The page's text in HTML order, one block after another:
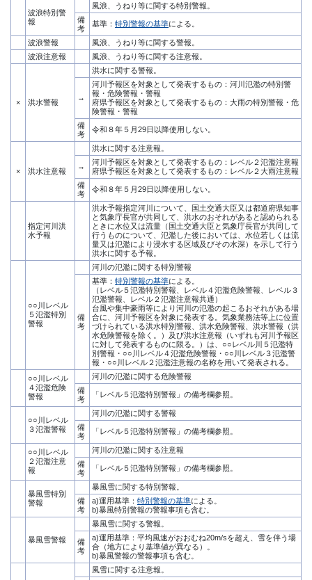
波浪特別警
報
風浪、うねり等に関する特別警報。
備
考
基準： 特別警報の基準による。
波浪警報
風浪、うねり等に関する警報。
波浪注意報
風浪、うねり等に関する注意報。
× 洪水警報
洪水に関する警報。
→
河川予報区を対象として発表するもの：河川氾濫の特別警
報・危険警報・警報
府県予報区を対象として発表するもの：大雨の特別警報・危
険警報・警報
備
考
令和８年５月29日以降使用しない。
× 洪水注意報
洪水に関する注意報。
→
河川予報区を対象として発表するもの：レベル２氾濫注意報
府県予報区を対象として発表するもの：レベル２大雨注意報
備
考
令和８年５月29日以降使用しない。
指定河川洪
水予報
洪水予報指定河川について、国土交通大臣又は都道府県知事
と気象庁長官が共同して、洪水のおそれがあると認められる
ときに水位又は流量（国土交通大臣と気象庁長官が共同して
行うものについて、氾濫した後においては、水位若しくは流
量又は氾濫により浸水する区域及びその水深）を示して行う
洪水に関する予報。
○○川レベル
５氾濫特別
警報
河川の氾濫に関する特別警報
備
考
基準： 特別警報の基準による。
（レベル５氾濫特別警報、レベル４氾濫危険警報、レベル３
氾濫警報、レベル２氾濫注意報共通）
台風や集中豪雨等により河川の氾濫の起こるおそれがある場
合に、河川予報区を対象に発表する。気象業務法等上に位置
づけられている洪水特別警報、洪水危険警報、洪水警報（洪
水危険警報を除く。）及び洪水注意報（いずれも河川予報区
に対して発表するものに限る。）は、○○レベル川５氾濫特
別警報・○○川レベル４氾濫危険警報・○○川レベル３氾濫警
報・○○川レベル２氾濫注意報の名称を用いて発表される。
○○川レベル
４氾濫危険
警報
河川の氾濫に関する危険警報
備
考
「レベル５氾濫特別警報」の備考欄参照。
○○川レベル
３氾濫警報
河川の氾濫に関する警報
備
考
「レベル５氾濫特別警報」の備考欄参照。
○○川レベル
２氾濫注意
報
河川の氾濫に関する注意報
備
考
「レベル５氾濫特別警報」の備考欄参照。
暴風雪特別
警報
暴風雪に関する特別警報。
備
考
a)運用基準： 特別警報の基準による。
b)暴風特別警報の警報事項も含む。
暴風雪警報
暴風雪に関する警報。
備
考
a)運用基準：平均風速がおおむね20m/sを超え、雪を伴う場
合（地方により基準値が異なる）。
b)暴風警報の警報事項も含む。
風雪に関する注意報。